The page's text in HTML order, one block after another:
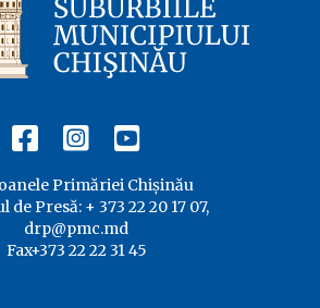
Primăriei Chișinău
de Presă: + 373 22 20 17 07,
drp@pmc.md
Fax+373 22 22 31 45